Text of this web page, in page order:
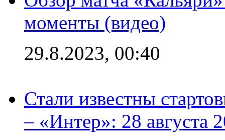
моменты (видео)
29.8.2023, 00:40
Стали известны
– «Интер»: 28 августа